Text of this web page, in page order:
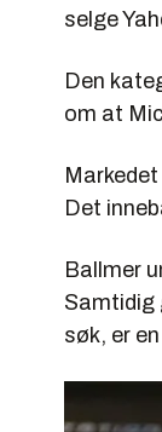
selge
Den
om at
Det
Ballmer
Samtidig
søk, er